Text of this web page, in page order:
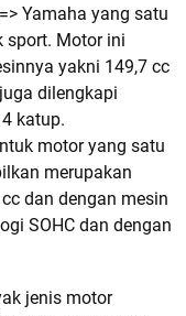
Yamaha yang satu
sport. Motor ini
yakni 149,7 cc
dilengkapi
katup.
motor yang satu
merupakan
dan dengan mesin
SOHC dan dengan
jenis motor